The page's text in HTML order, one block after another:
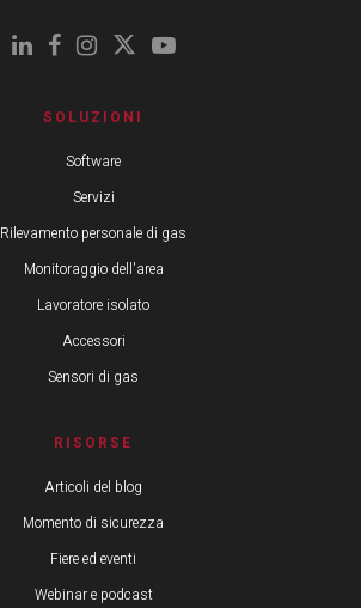
SOLUZIONI
Software
Servizi
Rilevamento personale di gas
Monitoraggio dell'area
Lavoratore isolato
Accessori
Sensori di gas
RISORSE
Articoli del blog
Momento di sicurezza
Fiere ed eventi
Webinar e podcast